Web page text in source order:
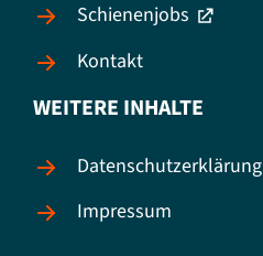
Schienenjobs
Kontakt
WEITERE INHALTE
Datenschutzerklärung
Impressum